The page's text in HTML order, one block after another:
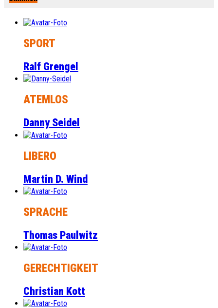
SPORT
Ralf Grengel
ATEMLOS
Danny Seidel
LIBERO
Martin D. Wind
SPRACHE
Thomas Paulwitz
GERECHTIGKEIT
Christian Kott